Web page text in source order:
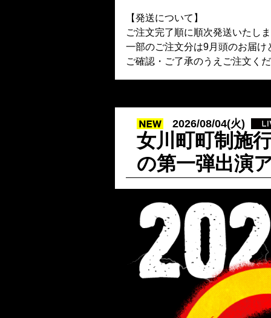
【発送について】
ご注文完了順に順次発送いたし
一部のご注文分は9月頭のお届
ご確認・ご了承のうえご注文く
2026/08/04(火)
女川町町制施
の第一弾出演